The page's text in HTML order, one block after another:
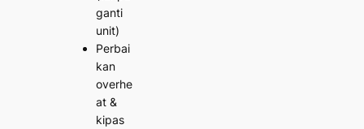
ganti
unit)
Perbai
kan
overhe
at &
kipas